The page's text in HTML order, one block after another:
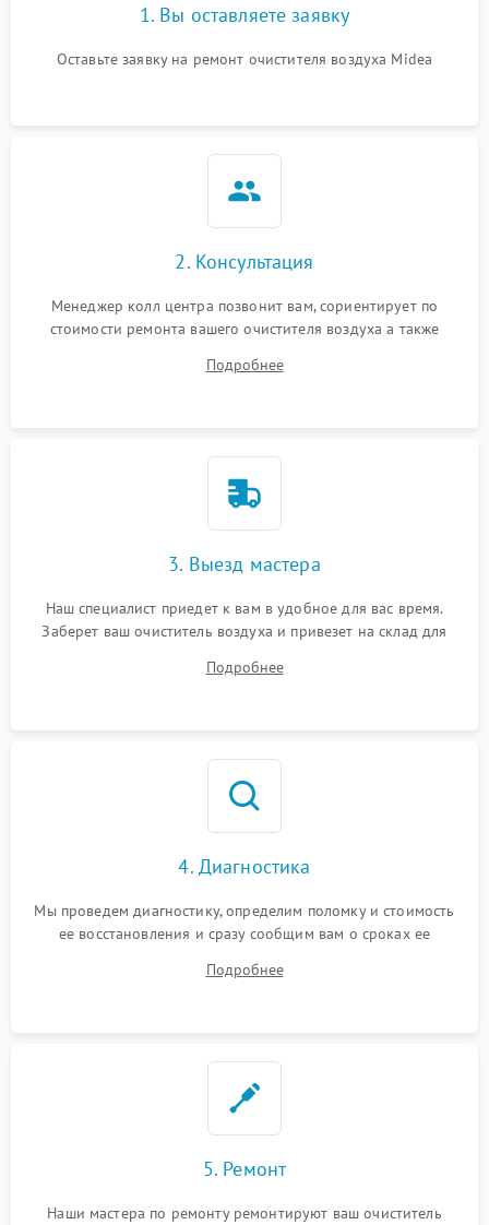
1. Вы оставляете заявку
Оставьте заявку на ремонт очистителя воздуха Midea
2. Консультация
Менеджер колл центра позвонит вам, сориентирует по
стоимости ремонта вашего очистителя воздуха а также
Подробнее
3. Выезд мастера
Наш специалист приедет к вам в удобное для вас время.
Заберет ваш очиститель воздуха и привезет на склад для
Подробнее
4. Диагностика
Мы проведем диагностику, определим поломку и стоимость
ее восстановления и сразу сообщим вам о сроках ее
Подробнее
5. Ремонт
Наши мастера по ремонту ремонтируют ваш очиститель